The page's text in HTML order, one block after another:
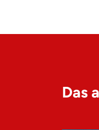
Das